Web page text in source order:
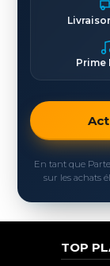
Prime
En tant que
sur les achats
TOP